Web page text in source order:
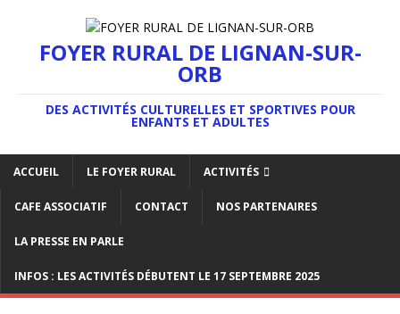
FOYER RURAL DE LIGNAN-SUR-
ORB
DES ACTIVITÉS CULTURELLES ET SPORTIVES POUR
ENFANTS ET ADULTES
ACCUEIL LE FOYER RURAL ACTIVITÉS
CAFE ASSOCIATIF CONTACT NOS PARTENAIRES
LA PRESSE EN PARLE
INFOS : LES ACTIVITÉS DÉBUTENT LE 17 SEPTEMBRE 2025